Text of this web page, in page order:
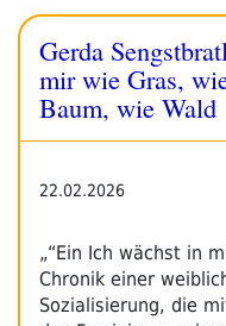
Gerda
mir wie Gras,
Baum, wie Wald
22.02.2026
„“Ein Ich wächst in
Chronik einer
Sozialisierung, die